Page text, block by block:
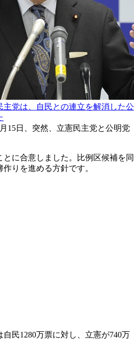
主党は、自民との連立を解消した公
15日、突然、立憲民主党と公明党
とに合意しました。比例区候補を同
りを進める方針です。
民1280万票に対し、立憲が740万